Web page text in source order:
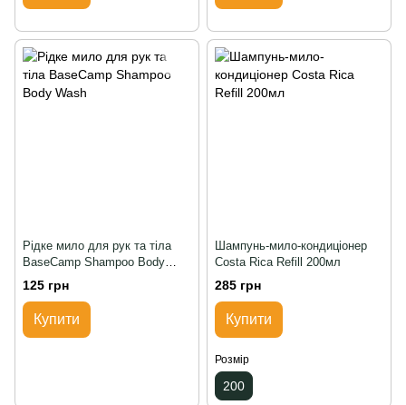
Рідке мило для рук та тіла
BaseCamp Shampoo Body
Wash
125 грн
Купити
Шампунь-мило-кондиціонер
Costa Rica Refill 200мл
285 грн
Купити
Розмір
200